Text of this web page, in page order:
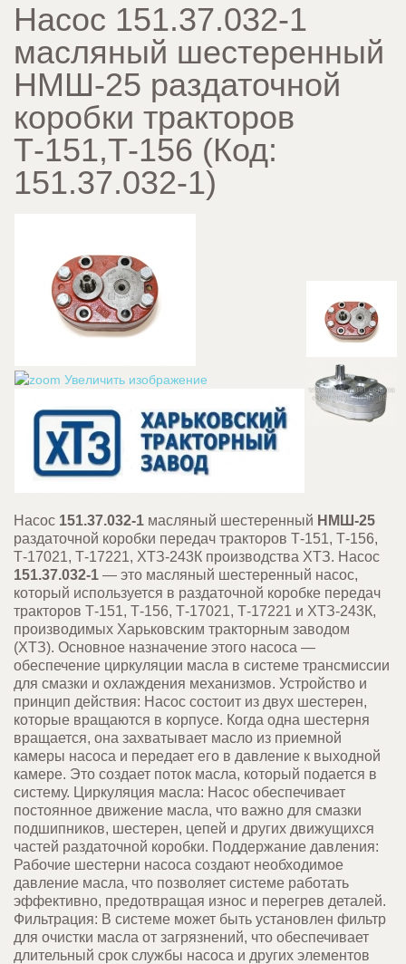
Насос 151.37.032-1
масляный шестеренный
НМШ-25 раздаточной
коробки тракторов
Т-151,Т-156 (Код:
151.37.032-1)
Увеличить изображение
Насос 151.37.032-1 масляный шестеренный НМШ-25
раздаточной коробки передач тракторов Т-151, Т-156,
Т-17021, Т-17221, ХТЗ-243К производства ХТЗ. Насос
151.37.032-1 — это масляный шестеренный насос,
который используется в раздаточной коробке передач
тракторов Т-151, Т-156, Т-17021, Т-17221 и ХТЗ-243К,
производимых Харьковским тракторным заводом
(ХТЗ). Основное назначение этого насоса —
обеспечение циркуляции масла в системе трансмиссии
для смазки и охлаждения механизмов. Устройство и
принцип действия: Насос состоит из двух шестерен,
которые вращаются в корпусе. Когда одна шестерня
вращается, она захватывает масло из приемной
камеры насоса и передает его в давление к выходной
камере. Это создает поток масла, который подается в
систему. Циркуляция масла: Насос обеспечивает
постоянное движение масла, что важно для смазки
подшипников, шестерен, цепей и других движущихся
частей раздаточной коробки. Поддержание давления:
Рабочие шестерни насоса создают необходимое
давление масла, что позволяет системе работать
эффективно, предотвращая износ и перегрев деталей.
Фильтрация: В системе может быть установлен фильтр
для очистки масла от загрязнений, что обеспечивает
длительный срок службы насоса и других элементов